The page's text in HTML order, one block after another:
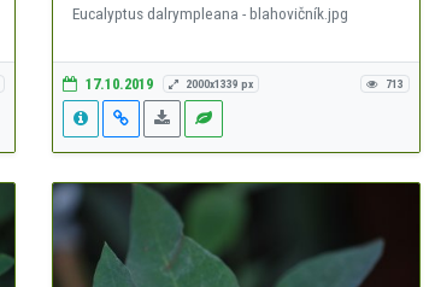
Eucalyptus dalrympleana - blahovičník.jpg
17.10.2019 2000x1339 px 713